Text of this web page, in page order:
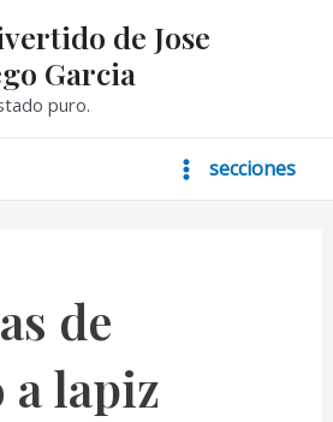
de Jose
Garcia
puro.
Main
secciones
de
lapiz